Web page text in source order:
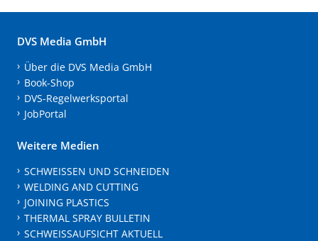
DVS Media GmbH
Über die DVS Media GmbH
Book-Shop
DVS-Regelwerksportal
JobPortal
Weitere Medien
SCHWEISSEN UND SCHNEIDEN
WELDING AND CUTTING
JOINING PLASTICS
THERMAL SPRAY BULLETIN
SCHWEISSAUFSICHT AKTUELL